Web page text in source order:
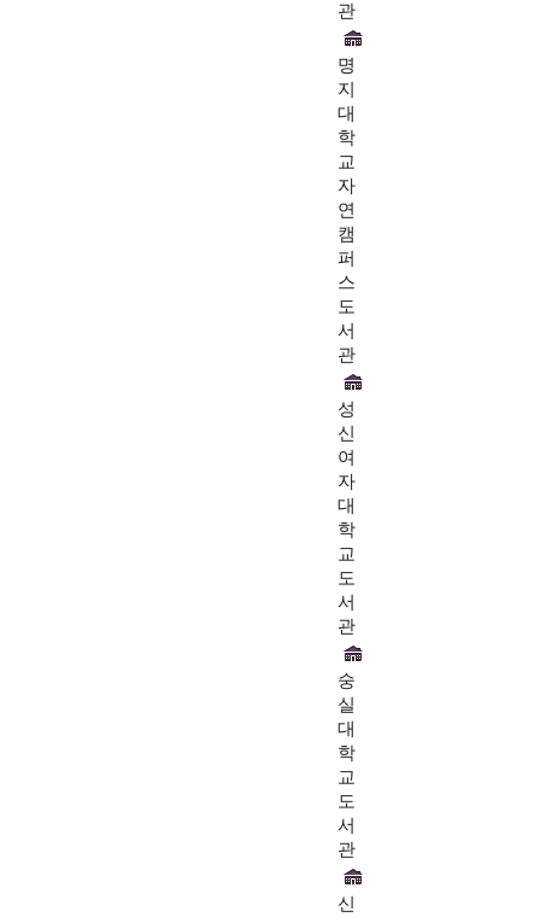
관
명
지
대
학
교
자
연
캠
퍼
스
도
서
관
성
신
여
자
대
학
교
도
서
관
숭
실
대
학
교
도
서
관
신